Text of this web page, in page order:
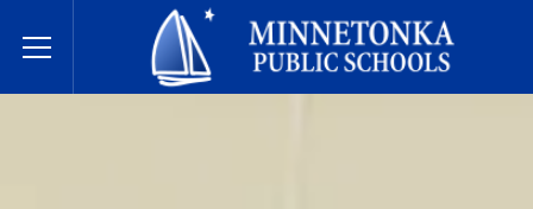
Toggle Menu
Державні школи Міннетонки